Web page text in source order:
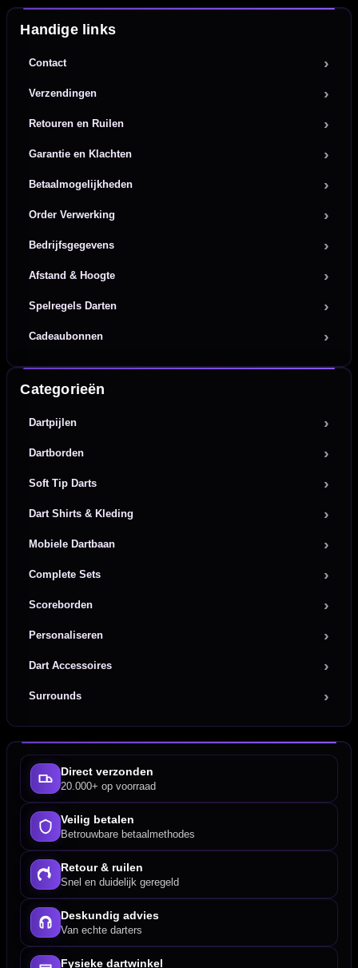
Handige links
Contact
Verzendingen
Retouren en Ruilen
Garantie en Klachten
Betaalmogelijkheden
Order Verwerking
Bedrijfsgegevens
Afstand & Hoogte
Spelregels Darten
Cadeaubonnen
Categorieën
Dartpijlen
Dartborden
Soft Tip Darts
Dart Shirts & Kleding
Mobiele Dartbaan
Complete Sets
Scoreborden
Personaliseren
Dart Accessoires
Surrounds
Direct verzonden
20.000+ op voorraad
Veilig betalen
Betrouwbare betaalmethodes
Retour & ruilen
Snel en duidelijk geregeld
Deskundig advies
Van echte darters
Fysieke dartwinkel